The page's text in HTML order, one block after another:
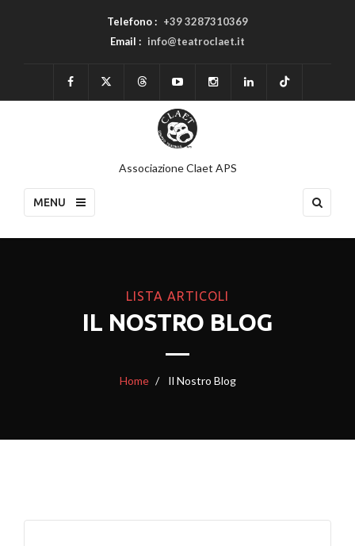
Telefono : +39 3287310369
Email : info@teatroclaet.it
Associazione Claet APS
MENU
LISTA ARTICOLI
IL NOSTRO BLOG
Home Il Nostro Blog